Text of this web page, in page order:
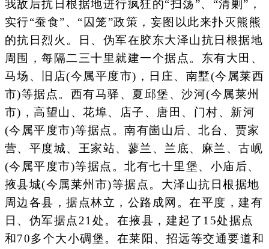
我敌后抗日根据地进行疯狂的“扫荡”、“清剿”，
实行“蚕食”、“囚笼”政策，妄图以此来扑灭熊熊
的抗日烈火。日、伪军在胶东大泽山抗日根据地
周围，每隔二三十里就建一个据点。东有大田、
马场、旧店(今属平度市)，日庄、南墅(今属莱西
市)等据点。西有马驿、夏邱堡、沙河(今属莱州
市)，高望山、花埠、店子、唐田、门村、新河
(今属平度市)等据点。南有崮山后、北台、贾家
营、平度城、王家站、蓼兰、兰底、麻兰、古岘
(今属平度市)等据点。北有七十里堡、小庙后、
掖县城(今属莱州市)等据点。大泽山抗日根据地
周边各县，据点林立，公路成网。在平度，建有
日、伪军据点21处。在掖县，建起了15处据点
和70多个大小碉堡。在莱阳、招远等交通要道和